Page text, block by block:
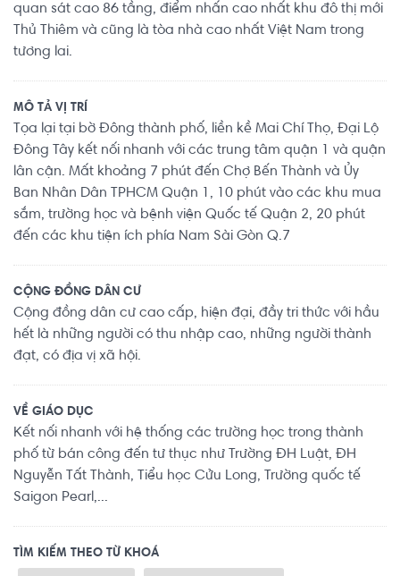
quan sát cao 86 tầng, điểm nhấn cao nhất khu đô thị mới
Thủ Thiêm và cũng là tòa nhà cao nhất Việt Nam trong
tương lai.
MÔ TẢ VỊ TRÍ
Tọa lại tại bờ Đông thành phố, liền kề Mai Chí Thọ, Đại Lộ
Đông Tây kết nối nhanh với các trung tâm quận 1 và quận
lân cận. Mất khoảng 7 phút đến Chợ Bến Thành và Ủy
Ban Nhân Dân TPHCM Quận 1, 10 phút vào các khu mua
sắm, trường học và bệnh viện Quốc tế Quận 2, 20 phút
đến các khu tiện ích phía Nam Sài Gòn Q.7
CỘNG ĐỒNG DÂN CƯ
Cộng đồng dân cư cao cấp, hiện đại, đầy tri thức với hầu
hết là những người có thu nhập cao, những người thành
đạt, có địa vị xã hội.
VỀ GIÁO DỤC
Kết nối nhanh với hệ thống các trường học trong thành
phố từ bán công đến tư thục như Trường ĐH Luật, ĐH
Nguyễn Tất Thành, Tiểu học Cửu Long, Trường quốc tế
Saigon Pearl,...
TÌM KIẾM THEO TỪ KHOÁ